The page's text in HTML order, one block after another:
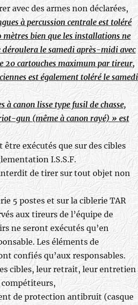
avec des armes non déclarées,
à percussion centrale est toléré
bien que les installations ne
déroulera le samedi après-midi avec
20 cartouches maximum par tireur,
est également toléré le samedi
à canon lisse type fusil de chasse,
gun (même à canon rayé) » est
être exécutés que sur des cibles
I.S.S.F.
de tirer sur tout objet non
5 postes et sur la ciblerie TAR
aux tireurs de l’équipe de
ne seront exécutés qu’en
Les éléments de
confiés qu’aux responsables.
cibles, leur retrait, leur entretien
compétiteurs,
de protection antibruit (casque